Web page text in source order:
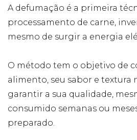
A defumação é a primeira
processamento de carne,
mesmo de surgir a energia
O método tem o objetivo de
alimento, seu sabor e textura
garantir a sua qualidade,
consumido semanas ou
preparado.